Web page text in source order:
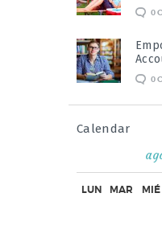
0
0
Calendar
LUN MAR MIÉ